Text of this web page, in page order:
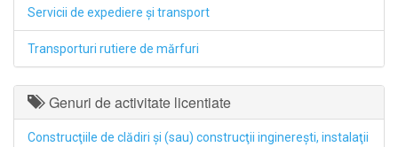
Servicii de expediere şi transport
Transporturi rutiere de mărfuri
Genuri de activitate licentiate
Construcţiile de clădiri şi (sau) construcţii inginereşti, instalaţii